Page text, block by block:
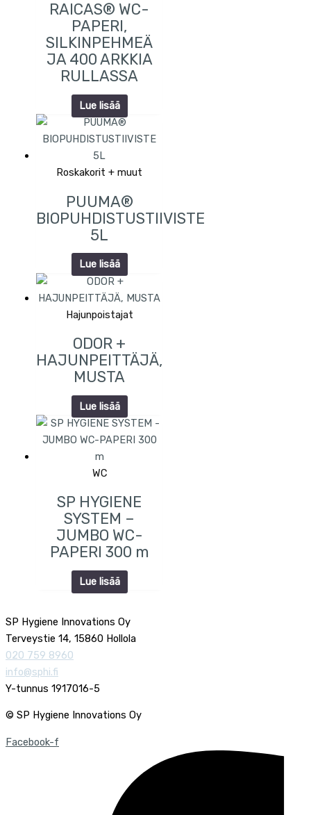
RAICAS® WC-
PAPERI,
SILKINPEHMEÄ
JA 400 ARKKIA
RULLASSA
Lue lisää
Roskakorit + muut
PUUMA®
BIOPUHDISTUSTIIVISTE
5L
Lue lisää
Hajunpoistajat
ODOR +
HAJUNPEITTÄJÄ,
MUSTA
Lue lisää
WC
SP HYGIENE
SYSTEM –
JUMBO WC-
PAPERI 300 m
Lue lisää
SP Hygiene Innovations Oy
Terveystie 14, 15860 Hollola
020 759 8960
info@sphi.fi
Y-tunnus 1917016-5
© SP Hygiene Innovations Oy
Facebook-f